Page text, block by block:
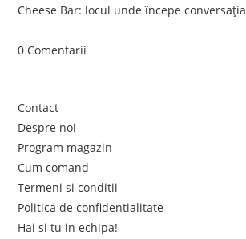
Cheese Bar: locul unde începe conversația
0 Comentarii
Contact
Despre noi
Program magazin
Cum comand
Termeni si conditii
Politica de confidentialitate
Hai si tu in echipa!